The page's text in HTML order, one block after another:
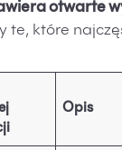
otwarte
te, które
Opis